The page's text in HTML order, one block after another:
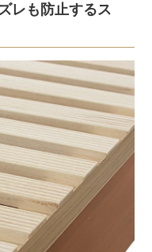
レも防止するス